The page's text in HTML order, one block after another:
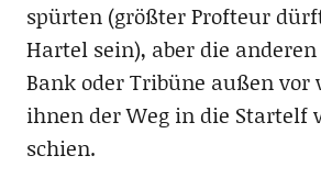
spürten (größter Profteur
Hartel sein), aber die
Bank oder Tribüne außen vor
ihnen der Weg in die Startelf
schien.